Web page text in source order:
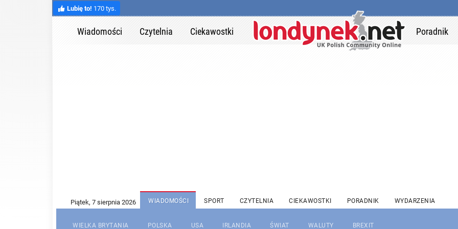
Lubię to! 170 tys.
Wiadomości Czytelnia Ciekawostki Poradnik
WIADOMOŚCI SPORT CZYTELNIA CIEKAWOSTKI PORADNIK WYDARZENIA
WIELKA BRYTANIA POLSKA USA IRLANDIA ŚWIAT WALUTY BREXIT